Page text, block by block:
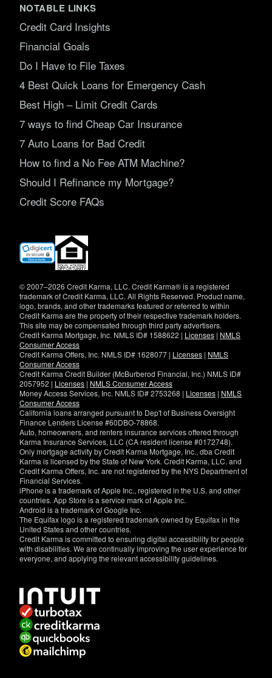
NOTABLE LINKS
Credit Card Insights
Financial Goals
Do I Have to File Taxes
4 Best Quick Loans for Emergency Cash
Best High – Limit Credit Cards
7 ways to find Cheap Car Insurance
7 Auto Loans for Bad Credit
How to find a No Fee ATM Machine?
Should I Refinance my Mortgage?
Credit Score FAQs
(opens
new
© 2007–2026 Credit Karma, LLC. Credit Karma® is a registered
trademark of Credit Karma, LLC. All Rights Reserved. Product name,
logo, brands, and other trademarks featured or referred to within
Credit Karma are the property of their respective trademark holders.
This site may be compensated through third party advertisers.
Credit Karma Mortgage, Inc. NMLS ID# 1588622 | Licenses | NMLS
Consumer Access
Credit Karma Offers, Inc. NMLS ID# 1628077 | Licenses | NMLS
Consumer Access
Credit Karma Credit Builder (McBurberod Financial, Inc.) NMLS ID#
2057952 | Licenses | NMLS Consumer Access
Money Access Services, Inc. NMLS ID# 2753268 | Licenses | NMLS
Consumer Access
California loans arranged pursuant to Dep't of Business Oversight
Finance Lenders License #60DBO-78868.
Auto, homeowners, and renters insurance services offered through
Karma Insurance Services, LLC (CA resident license #0172748).
Only mortgage activity by Credit Karma Mortgage, Inc., dba Credit
Karma is licensed by the State of New York. Credit Karma, LLC. and
Credit Karma Offers, Inc. are not registered by the NYS Department of
Financial Services.
iPhone is a trademark of Apple Inc., registered in the U.S. and other
countries. App Store is a service mark of Apple Inc.
Android is a trademark of Google Inc.
The Equifax logo is a registered trademark owned by Equifax in the
United States and other countries.
Credit Karma is committed to ensuring digital accessibility for people
with disabilities. We are continually improving the user experience for
everyone, and applying the relevant accessibility guidelines.
have
specific
questions
about
the
accessibility
of
this